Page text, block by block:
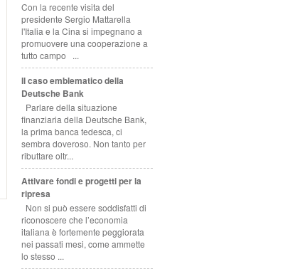
Con la recente visita del
presidente Sergio Mattarella
l'Italia e la Cina si impegnano a
promuovere una cooperazione a
tutto campo ...
Il caso emblematico della
Deutsche Bank
Parlare della situazione
finanziaria della Deutsche Bank,
la prima banca tedesca, ci
sembra doveroso. Non tanto per
ributtare oltr...
Attivare fondi e progetti per la
ripresa
Non si può essere soddisfatti di
riconoscere che l’economia
italiana è fortemente peggiorata
nei passati mesi, come ammette
lo stesso ...